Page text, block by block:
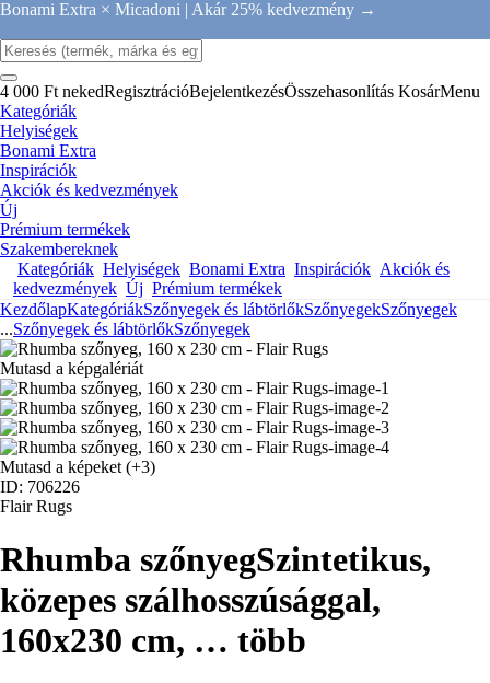
Bonami Extra × Micadoni | Akár 25% kedvezmény →
4 000 Ft nekedRegisztrációBejelentkezésÖsszehasonlítás KosárMenu
Kategóriák
Helyiségek
Bonami Extra
Inspirációk
Akciók és kedvezmények
Új
Prémium termékek
Szakembereknek
Kategóriák Helyiségek Bonami Extra Inspirációk Akciók és
kedvezmények Új Prémium termékek
KezdőlapKategóriákSzőnyegek és lábtörlőkSzőnyegekSzőnyegek
...Szőnyegek és lábtörlőkSzőnyegek
Mutasd a képgalériát
Mutasd a képeket (+3)
ID: 706226
Flair Rugs
Rhumba szőnyegSzintetikus,
közepes szálhosszúsággal,
160x230 cm, … több